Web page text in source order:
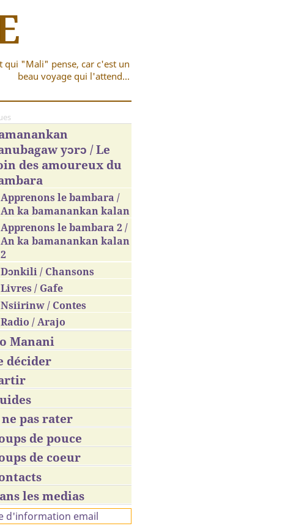
qui "Mali" pense, car c'est un
beau voyage qui l'attend...
Bob.
yɔrɔ / Le
des amoureux du
Apprenons le bambara /
An ka bamanankan kalan
Apprenons le bambara 2 /
An ka bamanankan kalan
2
Dɔnkili / Chansons
Livres / Gafe
Nsiirinw / Contes
Radio / Arajo
Manani
décider
pas rater
de pouce
de coeur
les medias
d'information email